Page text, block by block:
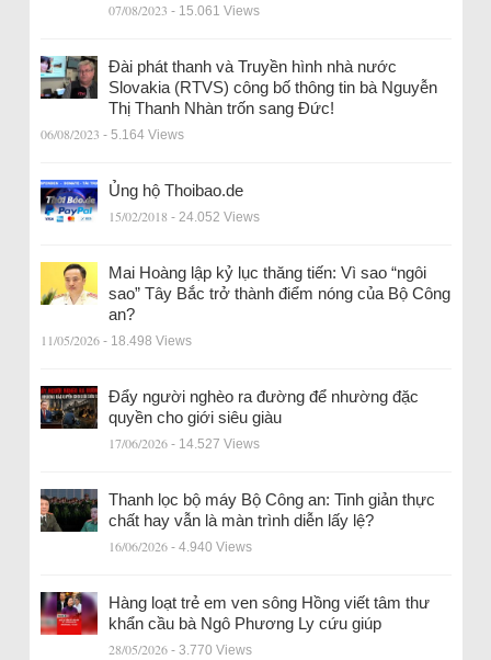
07/08/2023 - 15.061 Views
Đài phát thanh và Truyền hình nhà nước
Slovakia (RTVS) công bố thông tin bà Nguyễn
Thị Thanh Nhàn trốn sang Đức!
06/08/2023 - 5.164 Views
Ủng hộ Thoibao.de
15/02/2018 - 24.052 Views
Mai Hoàng lập kỷ lục thăng tiến: Vì sao “ngôi
sao” Tây Bắc trở thành điểm nóng của Bộ Công
an?
11/05/2026 - 18.498 Views
Đẩy người nghèo ra đường để nhường đặc
quyền cho giới siêu giàu
17/06/2026 - 14.527 Views
Thanh lọc bộ máy Bộ Công an: Tinh giản thực
chất hay vẫn là màn trình diễn lấy lệ?
16/06/2026 - 4.940 Views
Hàng loạt trẻ em ven sông Hồng viết tâm thư
khẩn cầu bà Ngô Phương Ly cứu giúp
28/05/2026 - 3.770 Views